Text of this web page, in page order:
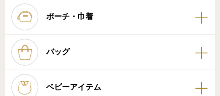
ポーチ・巾着
バッグ
ベビーアイテム